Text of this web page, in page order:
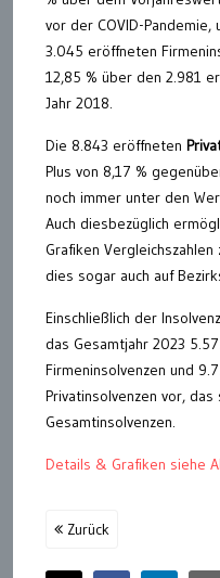
vor der COVID-
3.045 eröffneten
12,85 % über den 2.981
Jahr 2018.
Die 8.843 eröffneten
Plus von 8,17 %
noch immer unter den
Auch diesbezüglich
Grafiken
dies sogar auch auf
Einschließlich der
das Gesamtjahr 2023
Firmeninsolvenzen und
Privatinsolvenzen vor,
Gesamtinsolvenzen.
Details & Grafiken siehe
Zurück